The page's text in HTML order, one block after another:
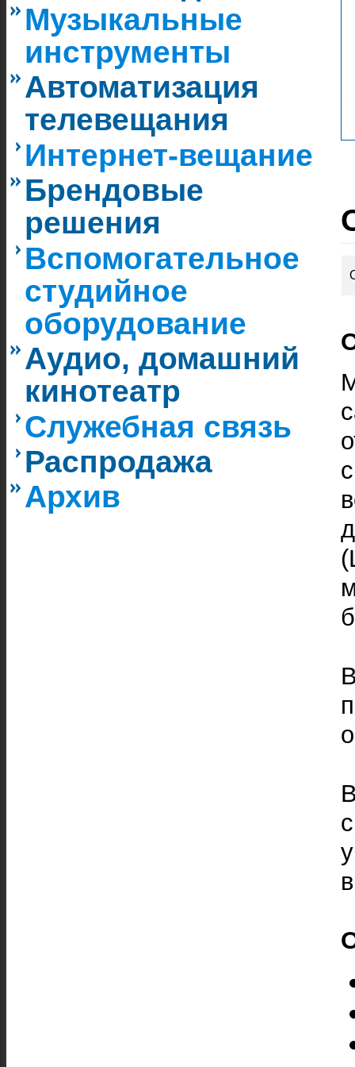
Музыкальные
инструменты
Автоматизация
телевещания
Интернет-вещание
Брендовые
решения
Вспомогательное
студийное
оборудование
Аудио, домашний
кинотеатр
Служебная связь
Распродажа
Архив